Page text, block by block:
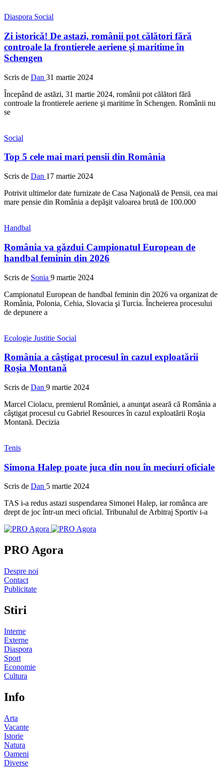
Diaspora Social
Zi istorică! De astazi, românii pot călători fără
controale la frontierele aeriene şi maritime în
Schengen
Scris de Dan 31 martie 2024
Începând de astăzi, 31 martie 2024, românii pot călători fără
controale la frontierele aeriene şi maritime în Schengen. Românii nu
se
Social
Top 5 cele mai mari pensii din România
Scris de Dan 17 martie 2024
Potrivit ultimelor date furnizate de Casa Naţională de Pensii, cea mai
mare pensie din România a depăşit valoarea brută de 100.000
Handbal
România va găzdui Campionatul European de
handbal feminin din 2026
Scris de Sonia 9 martie 2024
Campionatul European de handbal feminin din 2026 va organizat de
România, Polonia, Cehia, Slovacia şi Turcia. Încheierea procesului
de depunere a
Ecologie Justitie Social
România a câştigat procesul în cazul exploatării
Roşia Montană
Scris de Dan 9 martie 2024
Marcel Ciolacu, premierul României, a anunţat aseară că România a
câştigat procesul cu Gabriel Resources în cazul exploatării Roşia
Montană. Decizia
Tenis
Simona Halep poate juca din nou în meciuri oficiale
Scris de Dan 5 martie 2024
TAS i-a redus astazi suspendarea Simonei Halep, iar românca are
drept de joc într-un meci oficial. Tribunalul de Arbitraj Sportiv i-a
PRO Agora
Despre noi
Contact
Publicitate
Stiri
Interne
Externe
Diaspora
Sport
Economie
Cultura
Info
Arta
Vacante
Istorie
Natura
Oameni
Diverse